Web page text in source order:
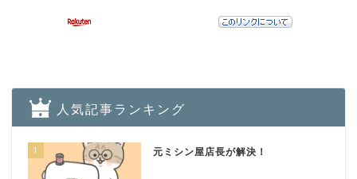
人気記事ランキング
1 元ミシン屋店長が解決！